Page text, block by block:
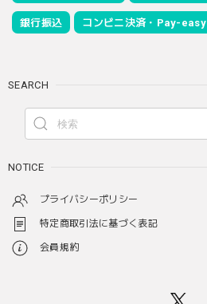
銀行振込 コンビニ決済・Pay-easy
SEARCH
NOTICE
プライバシーポリシー
特定商取引法に基づく表記
会員規約